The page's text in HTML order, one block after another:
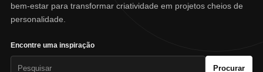
bem-estar para transformar criatividade em projetos cheios de
personalidade.
Encontre uma inspiração
Procurar